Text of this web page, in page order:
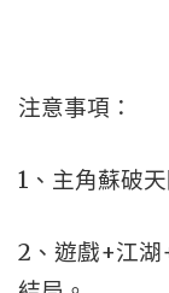
注意事項：
1、主角蘇破
2、遊戲+江湖